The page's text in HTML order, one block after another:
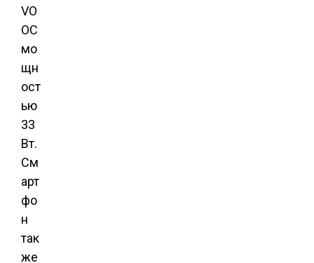
VO
OC
мо
щн
ост
ью
33
Вт.
См
арт
фо
н
так
же